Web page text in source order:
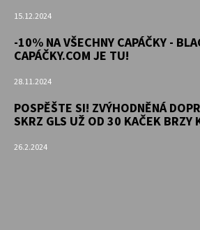
15.12.2024
-10% NA VŠECHNY CAPÁČKY -
CAPÁČKY.COM JE TU!
28.11.2024
POSPĚŠTE SI! ZVÝHODNĚNÁ
SKRZ GLS UŽ OD 30 KAČEK BRZY
26.2.2024